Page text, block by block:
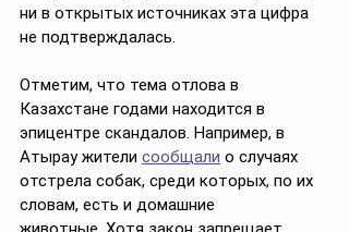
ни в открытых источниках эта цифра
не подтверждалась.
Отметим, что тема отлова в
Казахстане годами находится в
эпицентре скандалов. Например, в
Атырау жители сообщали о случаях
отстрела собак, среди которых, по их
словам, есть и домашние